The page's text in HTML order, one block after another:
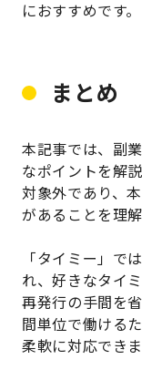
におすすめです。
まとめ
本記事では、副
なポイントを解
対象外であり、
があることを理
「タイミー」で
れ、好きなタイ
再発行の手間を
間単位で働ける
柔軟に対応できま